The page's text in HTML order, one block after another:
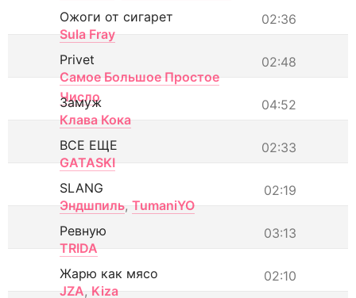
02:36
Ожоги от сигарет
Sula Fray
02:48
Privet
Самое Большое Простое
Число
04:52
Замуж
Клава Кока
02:33
ВСЕ ЕЩЕ
GATASKI
02:19
SLANG
Эндшпиль, TumaniYO
03:13
Ревную
TRIDA
02:10
Жарю как мясо
JZA, Kiza